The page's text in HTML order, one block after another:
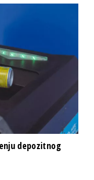
depozitnog